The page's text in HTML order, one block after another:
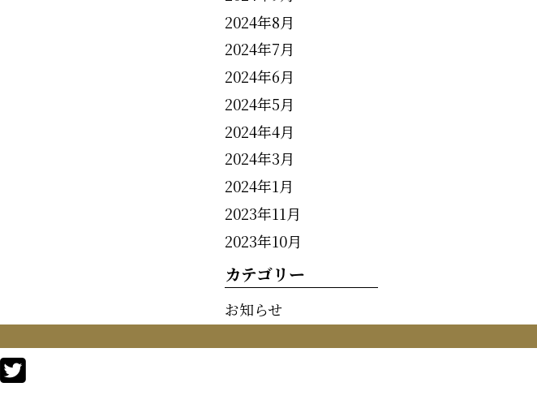
2024年8月
2024年7月
2024年6月
2024年5月
2024年4月
2024年3月
2024年1月
2023年11月
2023年10月
カテゴリー
お知らせ